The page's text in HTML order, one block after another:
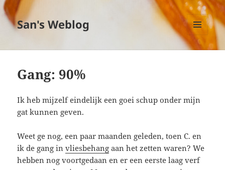
San's Weblog
MENU
EN
Gang: 90%
Ik heb mijzelf eindelijk een goei schup onder mijn
gat kunnen geven.
Weet ge nog, een paar maanden geleden, toen C. en
ik de gang invliesbehang aan het zetten waren? We
hebben nog voortgedaan en er een eerste laag verf